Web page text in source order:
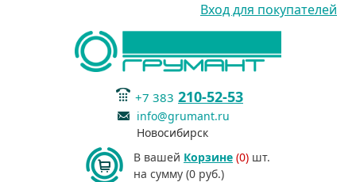
Вход для покупателей
+7 383 210-52-53
info@grumant.ru
Новосибирск
В вашей Корзине (0) шт.
на сумму (0 руб.)